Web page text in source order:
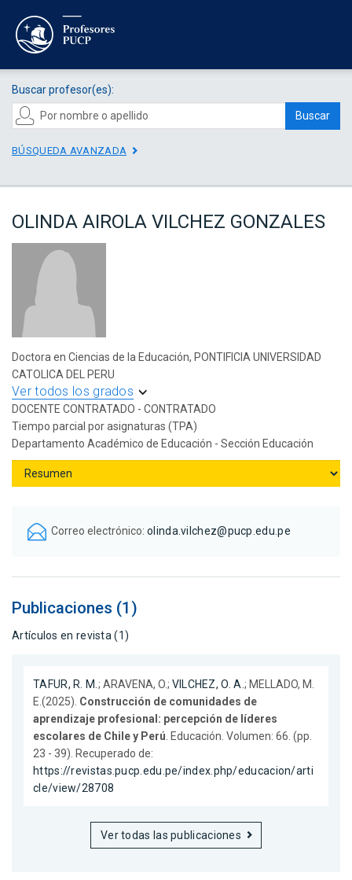
Buscar profesor(es):
Buscar
BÚSQUEDA AVANZADA
OLINDA AIROLA VILCHEZ GONZALES
Doctora en Ciencias de la Educación, PONTIFICIA UNIVERSIDAD
CATOLICA DEL PERU
Ver todos los grados
DOCENTE CONTRATADO - CONTRATADO
Tiempo parcial por asignaturas (TPA)
Departamento Académico de Educación - Sección Educación
Correo electrónico: olinda.vilchez@pucp.edu.pe
Publicaciones (1)
Artículos en revista (1)
TAFUR, R. M. ; ARAVENA, O.; VILCHEZ, O. A. ; MELLADO, M.
E.(2025). Construcción de comunidades de
aprendizaje profesional: percepción de líderes
escolares de Chile y Perú . Educación. Volumen: 66. (pp.
23 - 39). Recuperado de:
https://revistas.pucp.edu.pe/index.php/educacion/arti
cle/view/28708
Ver todas las publicaciones